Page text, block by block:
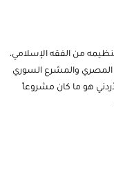
من الفقه الإسلامي،
المصري والمشرع السوري
هو ما كان مشروعاً